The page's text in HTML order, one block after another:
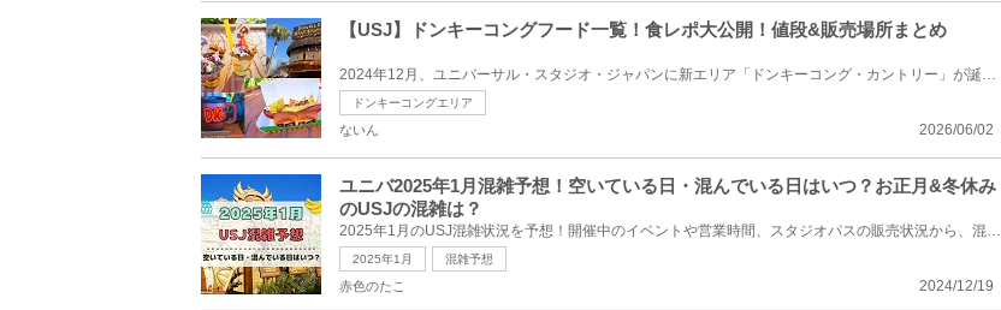
【USJ】ドンキーコングフード一覧！食レポ大公開！値段&販売場所まとめ
2024年12月、ユニバーサル・スタジオ・ジャパンに新エリア「ドンキーコング・カントリー」が誕生！ドン...
ドンキーコングエリア
2026/06/02
ないん
ユニバ2025年1月混雑予想！空いている日・混んでいる日はいつ？お正月&冬休み
のUSJの混雑は？
2025年1月のUSJ混雑状況を予想！開催中のイベントや営業時間、スタジオパスの販売状況から、混雑してい...
2025年1月 混雑予想
2024/12/19
赤色のたこ